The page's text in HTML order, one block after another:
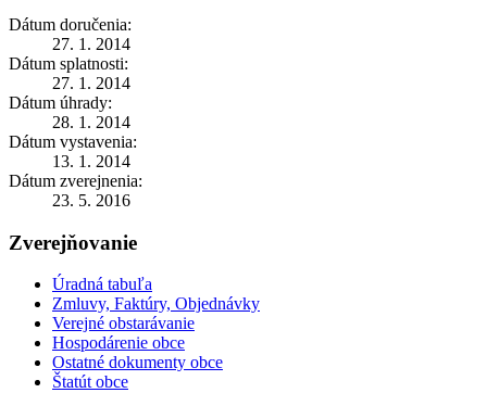
Dátum doručenia:
27. 1. 2014
Dátum splatnosti:
27. 1. 2014
Dátum úhrady:
28. 1. 2014
Dátum vystavenia:
13. 1. 2014
Dátum zverejnenia:
23. 5. 2016
Zverejňovanie
Úradná tabuľa
Zmluvy, Faktúry, Objednávky
Verejné obstarávanie
Hospodárenie obce
Ostatné dokumenty obce
Štatút obce